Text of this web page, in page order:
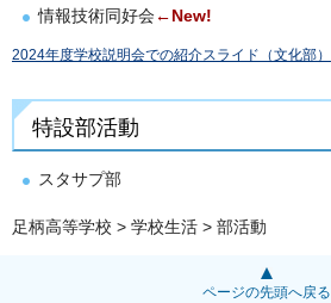
情報技術同好会←New!
2024年度学校説明会での紹介スライド（文化部）
特設部活動
スタサプ部
足柄高等学校 > 学校生活 > 部活動
ページの先頭へ戻る